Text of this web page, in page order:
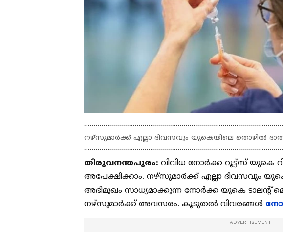
നഴ്സുമാര്‍ക്ക് എല്ലാ ദിവസവും യുകെയിലെ തൊഴില്‍
തിരുവനന്തപുരം: വിവിധ നോര്‍ക്ക റൂട്ട്സ് യുകെ
അപേക്ഷിക്കാം. നഴ്സുമാര്‍ക്ക് എല്ലാ ദിവസവും
അഭിമുഖം സാധ്യമാക്കുന്ന നോര്‍ക്ക യുകെ ടാലന്‍റ്
നഴ്സുമാര്‍ക്ക് അവസരം. കൂടുതൽ വിവരങ്ങൾ